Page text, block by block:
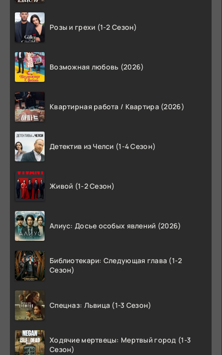
Розы и грехи (1-2 Сезон)
Возможная любовь (2026)
Квартирная работа / Квартира (2026)
Детектив из Челси (1-4 Сезон)
Живой (1-2 Сезон)
Алиус: Досье особых явлений (2026)
Библиотекари: Следующая глава (1-2
Сезон)
Спецназ: Львица (1-3 Сезон)
Ходячие мертвецы: Мертвый город (1-3
Сезон)